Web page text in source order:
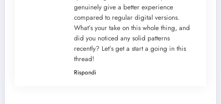
genuinely give a better experience
compared to regular digital versions.
What’s your take on this whole thing, and
did you noticed any solid patterns
recently? Let’s get a start a going in this
thread!
Rispondi